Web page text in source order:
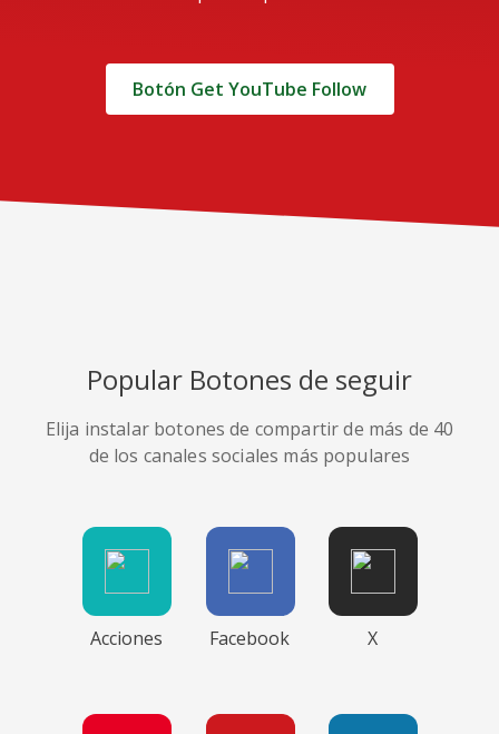
Botón Get YouTube Follow
Popular Botones de seguir
Elija instalar botones de compartir de más de 40
de los canales sociales más populares
Acciones Facebook X